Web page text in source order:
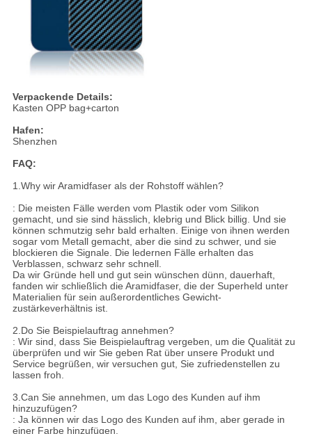
Verpackende Details:
Kasten OPP bag+carton
Hafen:
Shenzhen
FAQ:
1.Why wir Aramidfaser als der Rohstoff wählen?
: Die meisten Fälle werden vom Plastik oder vom Silikon
gemacht, und sie sind hässlich, klebrig und Blick billig. Und sie
können schmutzig sehr bald erhalten. Einige von ihnen werden
sogar vom Metall gemacht, aber die sind zu schwer, und sie
blockieren die Signale. Die ledernen Fälle erhalten das
Verblassen, schwarz sehr schnell.
Da wir Gründe hell und gut sein wünschen dünn, dauerhaft,
fanden wir schließlich die Aramidfaser, die der Superheld unter
Materialien für sein außerordentliches Gewicht-
zustärkeverhältnis ist.
2.Do Sie Beispielauftrag annehmen?
: Wir sind, dass Sie Beispielauftrag vergeben, um die Qualität zu
überprüfen und wir Sie geben Rat über unsere Produkt und
Service begrüßen, wir versuchen gut, Sie zufriedenstellen zu
lassen froh.
3.Can Sie annehmen, um das Logo des Kunden auf ihm
hinzuzufügen?
: Ja können wir das Logo des Kunden auf ihm, aber gerade in
einer Farbe hinzufügen.